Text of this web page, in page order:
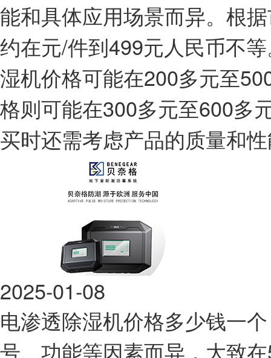
能和具体应用场景而异。根
约在元/件到499元人民币不
湿机价格可能在200多元至
格则可能在300多元至600多
买时还需考虑产品的质量和
2025-01-08
电渗透除湿机价格多少钱一个
号、功能等因素而异，大致